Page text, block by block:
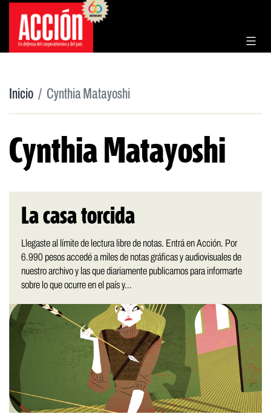
Saltar
contenido
Inicio Cynthia Matayoshi
Cynthia Matayoshi
La casa torcida
Llegaste al límite de lectura libre de notas. Entrá en Acción. Por
6.990 pesos accedé a miles de notas gráficas y audiovisuales de
nuestro archivo y las que diariamente publicamos para informarte
sobre lo que ocurre en el país y...